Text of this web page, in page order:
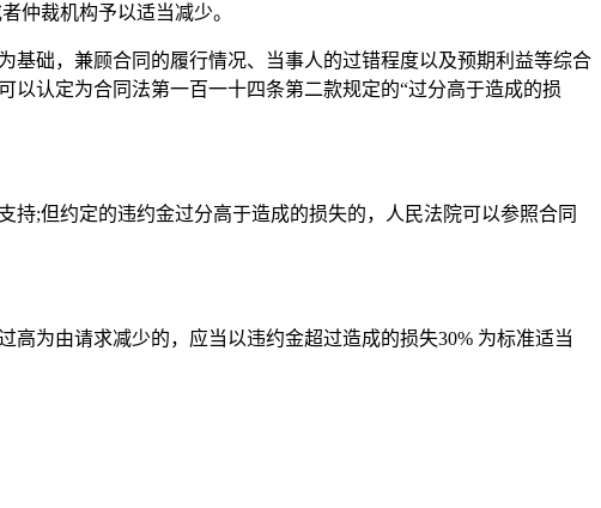
仲裁机构予以适当减少。
基础，兼顾合同的履行情况、当事人的过错程度以及预期利益等综合
认定为合同法第一百一十四条第二款规定的“过分高于造成的损
持;但约定的违约金过分高于造成的损失的，人民法院可以参照合同
高为由请求减少的，应当以违约金超过造成的损失30% 为标准适当